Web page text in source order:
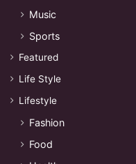
Music
Sports
Featured
Life Style
Lifestyle
Fashion
Food